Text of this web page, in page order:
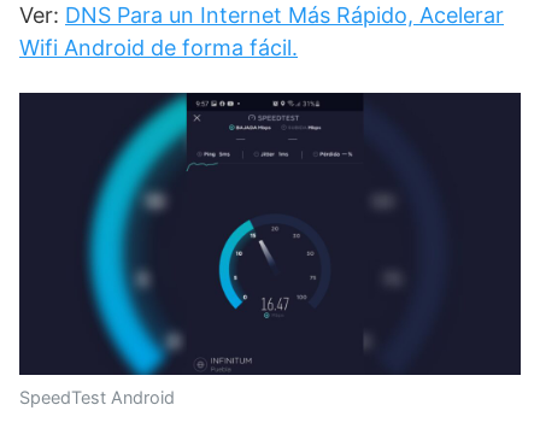
Ver: DNS Para un Internet Más Rápido, Acelerar
Wifi Android de forma fácil.
SpeedTest Android